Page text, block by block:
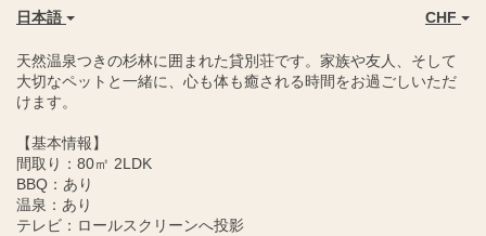
日本語 CHF
天然温泉つきの杉林に囲まれた貸別荘です。家族や友人、そして
大切なペットと一緒に、心も体も癒される時間をお過ごしいただ
けます。
【基本情報】
間取り：80㎡ 2LDK
BBQ：あり
温泉：あり
テレビ：ロールスクリーンへ投影